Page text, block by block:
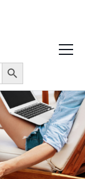
Search Button